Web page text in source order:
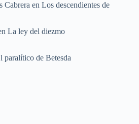
Cabrera en Los descendientes de
La ley del diezmo
paralítico de Betesda